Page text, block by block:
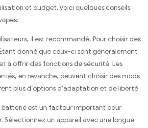
et budget. Voici quelques conseils
il est recommandé, Pour choisir des
donné que ceux-ci sont généralement
à offrir des fonctions de sécurité. Les
en revanche, peuvent choisir des mods
plus d'options d'adaptation et de liberté.
batterie est un facteur important pour
Sélectionnez un appareil avec une longue